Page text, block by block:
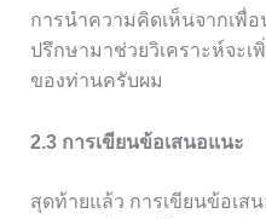
การนำความคิดเห็นจากเพื่
ปรึกษามาช่วยวิเคราะห์จะ
ของท่านครับผม
2.3 การเขียนข้อเสนอแนะ
สุดท้ายแล้ว การเขียนข้อเส